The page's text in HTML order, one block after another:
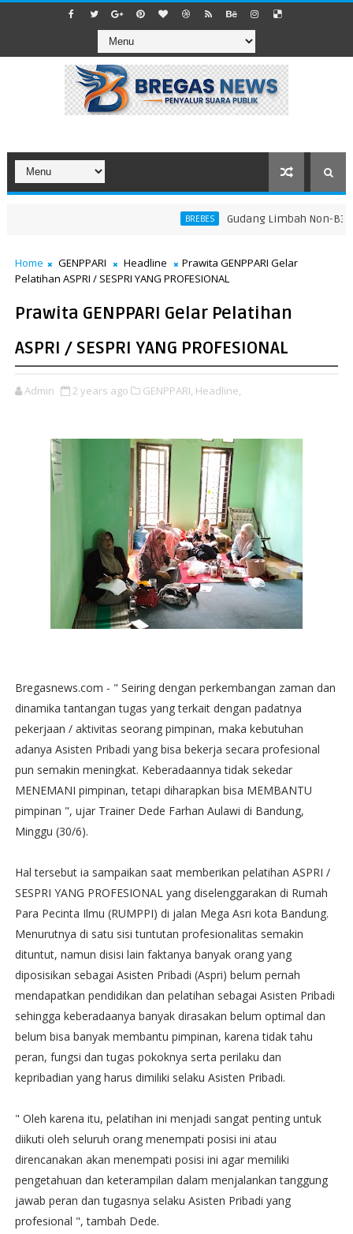
BREBES ​Gudang Limbah Non-B3 di
Home GENPPARI Headline
Prawita GENPPARI Gelar
Pelatihan ASPRI / SESPRI YANG PROFESIONAL
Prawita GENPPARI Gelar Pelatihan
ASPRI / SESPRI YANG PROFESIONAL
Admin 2 years ago GENPPARI, Headline,
Bregasnews.com - " Seiring dengan perkembangan zaman dan
dinamika tantangan tugas yang terkait dengan padatnya
pekerjaan / aktivitas seorang pimpinan, maka kebutuhan
adanya Asisten Pribadi yang bisa bekerja secara profesional
pun semakin meningkat. Keberadaannya tidak sekedar
MENEMANI pimpinan, tetapi diharapkan bisa MEMBANTU
pimpinan ", ujar Trainer Dede Farhan Aulawi di Bandung,
Minggu (30/6).
Hal tersebut ia sampaikan saat memberikan pelatihan ASPRI /
SESPRI YANG PROFESIONAL yang diselenggarakan di Rumah
Para Pecinta Ilmu (RUMPPI) di jalan Mega Asri kota Bandung.
Menurutnya di satu sisi tuntutan profesionalitas semakin
dituntut, namun disisi lain faktanya banyak orang yang
diposisikan sebagai Asisten Pribadi (Aspri) belum pernah
mendapatkan pendidikan dan pelatihan sebagai Asisten Pribadi
sehingga keberadaanya banyak dirasakan belum optimal dan
belum bisa banyak membantu pimpinan, karena tidak tahu
peran, fungsi dan tugas pokoknya serta perilaku dan
kepribadian yang harus dimiliki selaku Asisten Pribadi.
" Oleh karena itu, pelatihan ini menjadi sangat penting untuk
diikuti oleh seluruh orang menempati posisi ini atau
direncanakan akan menempati posisi ini agar memiliki
pengetahuan dan keterampilan dalam menjalankan tanggung
jawab peran dan tugasnya selaku Asisten Pribadi yang
profesional ", tambah Dede.